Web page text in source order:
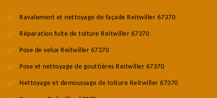
Ravalement et nettoyage de façade Reitwiller 67370
Réparation fuite de toiture Reitwiller 67370
Pose de velux Reitwiller 67370
Pose et nettoyage de gouttières Reitwiller 67370
Nettoyage et demoussage de toiture Reitwiller 67370